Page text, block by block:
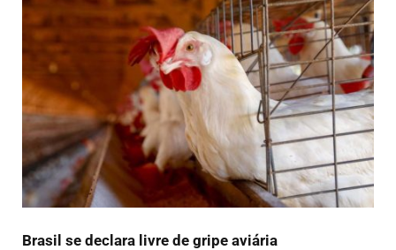
Brasil se declara livre de gripe aviária